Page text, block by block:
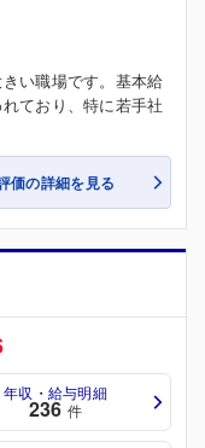
い職場です。基本給
ており、特に若手社
価の詳細を見る
年収・給与明細
236 件